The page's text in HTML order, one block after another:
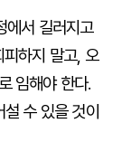
에서 길러지고
하지 말고, 오
임해야 한다.
수 있을 것이